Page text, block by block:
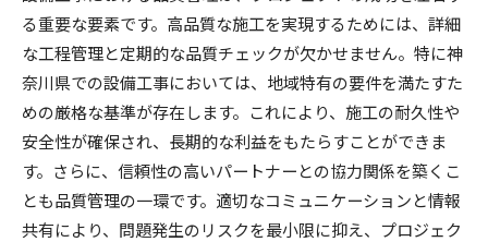
る重要な要素です。高品質な施工を実現するためには、詳細
な工程管理と定期的な品質チェックが欠かせません。特に神
奈川県での設備工事においては、地域特有の要件を満たすた
めの厳格な基準が存在します。これにより、施工の耐久性や
安全性が確保され、長期的な利益をもたらすことができま
す。さらに、信頼性の高いパートナーとの協力関係を築くこ
とも品質管理の一環です。適切なコミュニケーションと情報
共有により、問題発生のリスクを最小限に抑え、プロジェク